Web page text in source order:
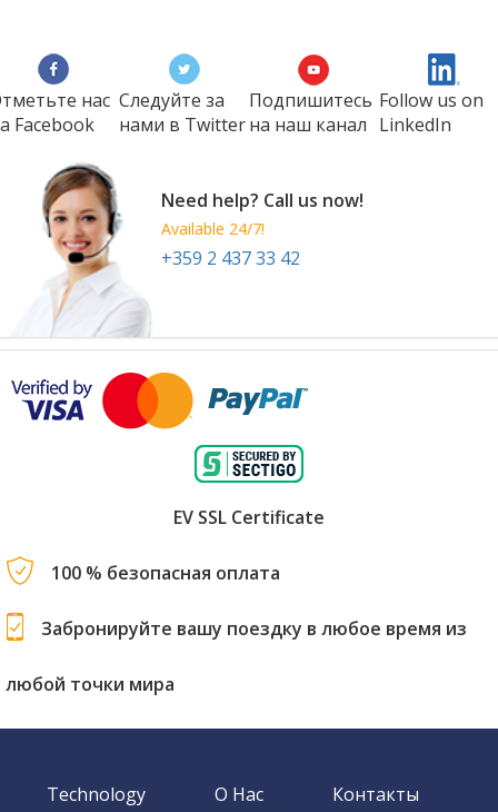
нас
Faсеbook
Следуйте за
нами в Twitter
Подпишитесь
на наш канал
Follow us on
LinkedIn
Need help? Call us now!
Available 24/7!
+359 2 437 33 42
EV SSL Certificate
100 % безопасная оплата
Забронируйте вашу поездку в любое время из
любой точки мира
Technology О Нас
Контакты